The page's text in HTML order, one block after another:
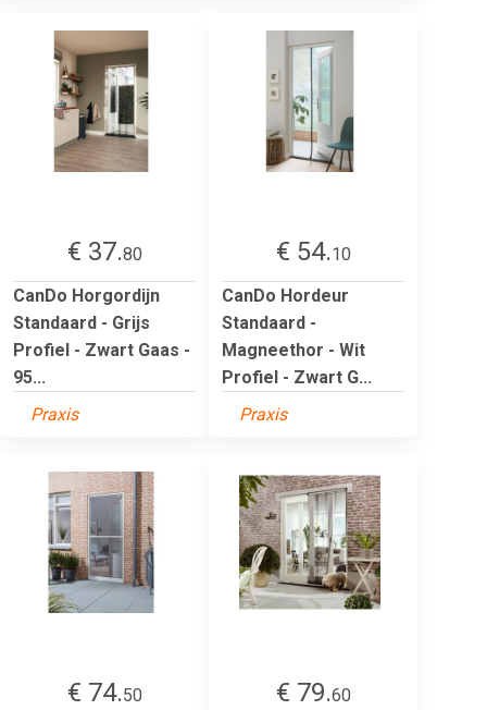
€ 37.80
CanDo Horgordijn
Standaard - Grijs
Profiel - Zwart Gaas -
95...
Praxis
€ 54.10
CanDo Hordeur
Standaard -
Magneethor - Wit
Profiel - Zwart G...
Praxis
€ 74.50
€ 79.60